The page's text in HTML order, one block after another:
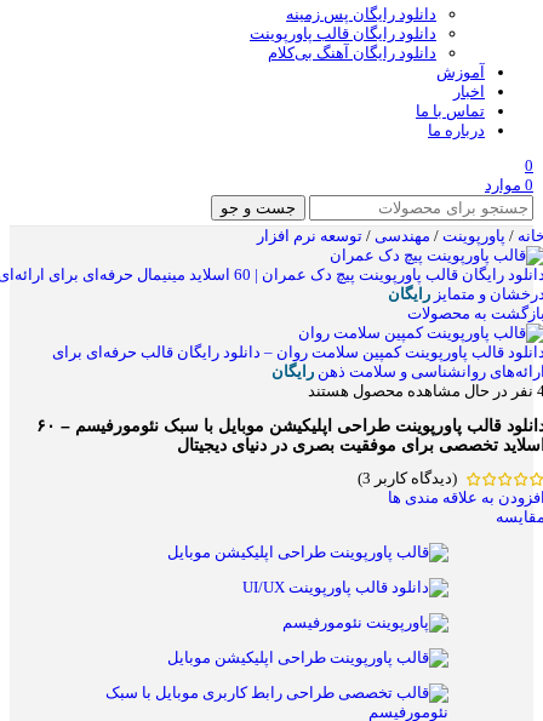
دانلود رایگان پس زمینه
دانلود رایگان قالب‌ پاورپوینت
دانلود رایگان آهنگ بی‌کلام
آموزش
اخبار
تماس با ما
درباره ما
0
0 موارد
جست و جو
/ پاورپوینت / مهندسی / توسعه نرم افزار
دانلود رایگان قالب پاورپوینت پیچ دک عمران | 60 اسلاید مینیمال حرفه‌ای برای
و متمایز رایگان
به محصولات
قالب پاورپوینت کمپین سلامت روان – دانلود رایگان قالب حرفه‌ای برای
روانشناسی و سلامت ذهن رایگان
نفر در حال مشاهده محصول هستند
دانلود قالب پاورپوینت طراحی اپلیکیشن موبایل با سبک نئومورفیسم – ۶۰
تخصصی برای موفقیت بصری در دنیای دیجیتال
(دیدگاه کاربر 3
)
به علاقه مندی ها